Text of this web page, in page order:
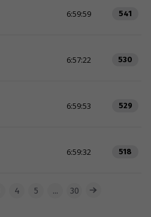
6:59:59 541
6:57:22 530
6:59:53 529
6:59:32 518
4 5 ... 30